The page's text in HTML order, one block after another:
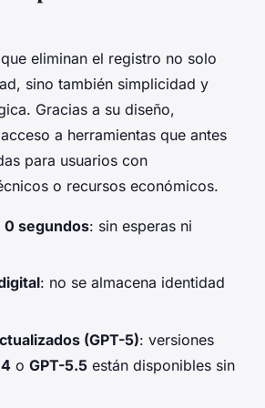
eliminan el registro no solo
sino también simplicidad y
Gracias a su diseño,
a herramientas que antes
para usuarios con
o recursos económicos.
0 segundos: sin esperas ni
: no se almacena identidad
(GPT-5): versiones
o GPT-5.5 están disponibles sin